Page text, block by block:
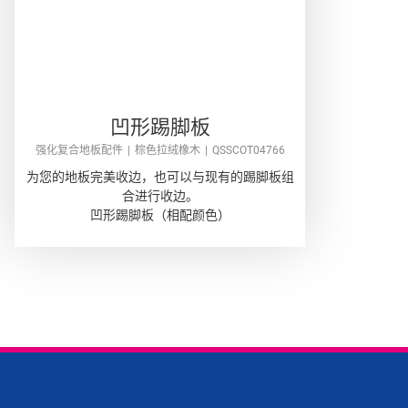
凹形踢脚板
强化复合地板配件 棕色拉绒橡木 QSSCOT04766
为您的地板完美收边，也可以与现有的踢脚板组
合进行收边。
凹形踢脚板（相配颜色）